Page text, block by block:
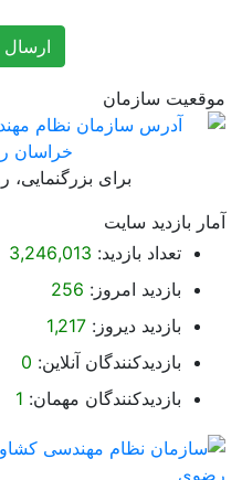
موقعیت سازمان
برای
آمار بازدید سایت
تعداد بازدید: 3,246,013
بازدید امروز:
بازدید دیروز:
بازدیدکنندگان آنلاین:
بازدیدکنندگان مهمان: